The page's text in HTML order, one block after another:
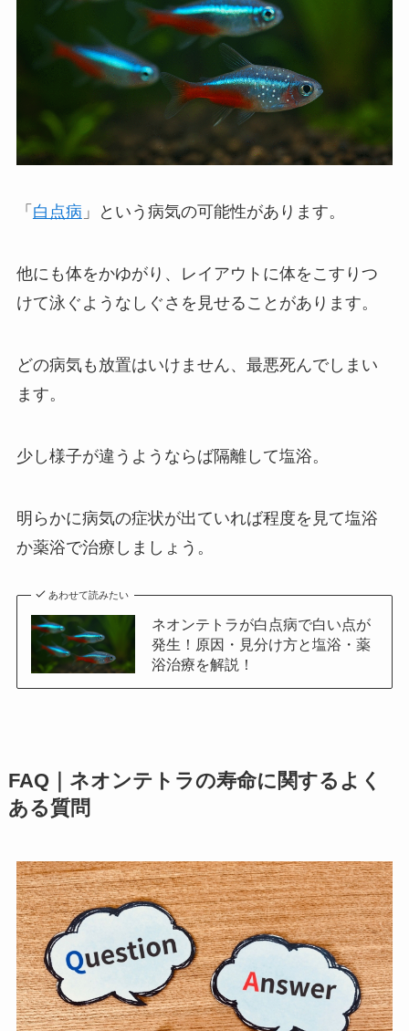
「 白点病 」という病気の可能性があります。
他にも体をかゆがり、レイアウトに体をこすりつ
けて泳ぐようなしぐさを見せることがあります。
どの病気も放置はいけません、最悪死んでしまい
ます。
少し様子が違うようならば隔離して塩浴。
明らかに病気の症状が出ていれば程度を見て塩浴
か薬浴で治療しましょう。
あわせて読みたい
ネオンテトラが白点病で白い点が
発生！原因・見分け方と塩浴・薬
浴治療を解説！
FAQ｜ネオンテトラの寿命に関するよく
ある質問